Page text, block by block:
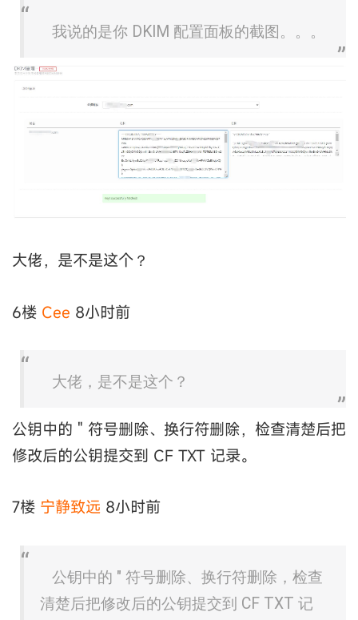
我说的是你 DKIM 配置面板的截图。。。
大佬，是不是这个？
6楼 Cee 8小时前
大佬，是不是这个？
公钥中的 " 符号删除、换行符删除，检查清楚后把
修改后的公钥提交到 CF TXT 记录。
7楼 宁静致远 8小时前
公钥中的 " 符号删除、换行符删除，检查
清楚后把修改后的公钥提交到 CF TXT 记